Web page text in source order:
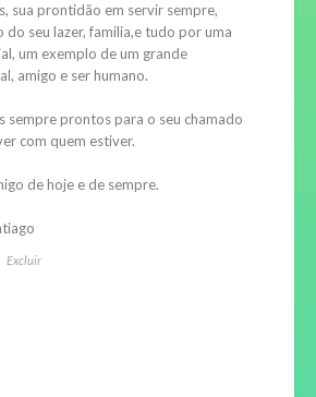
sua prontidão em servir sempre,
do seu lazer, familia,e tudo por uma
um exemplo de um grande
amigo e ser humano.
sempre prontos para o seu chamado
com quem estiver.
de hoje e de sempre.
Excluir